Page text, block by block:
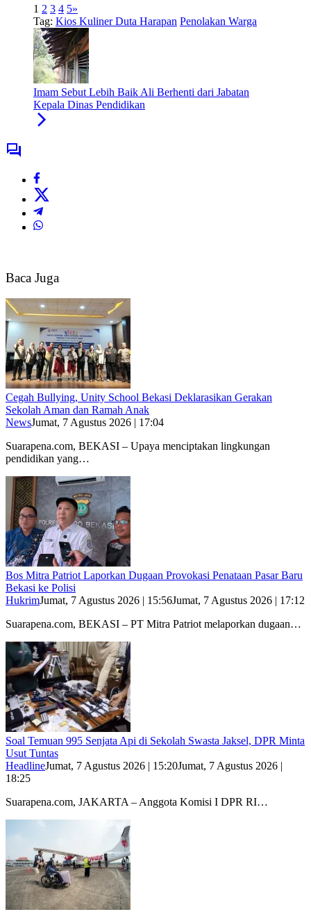
1 2 3 4 5»
Tag: Kios Kuliner Duta Harapan Penolakan Warga
Imam Sebut Lebih Baik Ali Berhenti dari Jabatan
Kepala Dinas Pendidikan
Baca Juga
Cegah Bullying, Unity School Bekasi Deklarasikan Gerakan
Sekolah Aman dan Ramah Anak
NewsJumat, 7 Agustus 2026 | 17:04
Suarapena.com, BEKASI – Upaya menciptakan lingkungan
pendidikan yang…
Bos Mitra Patriot Laporkan Dugaan Provokasi Penataan Pasar Baru
Bekasi ke Polisi
HukrimJumat, 7 Agustus 2026 | 15:56Jumat, 7 Agustus 2026 | 17:12
Suarapena.com, BEKASI – PT Mitra Patriot melaporkan dugaan…
Soal Temuan 995 Senjata Api di Sekolah Swasta Jaksel, DPR Minta
Usut Tuntas
HeadlineJumat, 7 Agustus 2026 | 15:20Jumat, 7 Agustus 2026 |
18:25
Suarapena.com, JAKARTA – Anggota Komisi I DPR RI…